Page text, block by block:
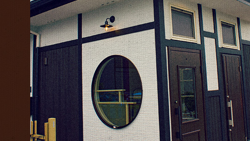
2025年8月(11)
2025年7月(12)
2025年6月(13)
2024年12月(1)
2024年10月 (1)
(1)
2023年5月(1)